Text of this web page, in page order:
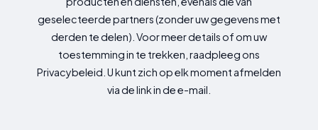
geselecteerde partners (zonder uw gegevens met
derden te delen). Voor meer details of om uw
toestemming in te trekken, raadpleeg ons
Privacybeleid. U kunt zich op elk moment afmelden
via de link in de e-mail.